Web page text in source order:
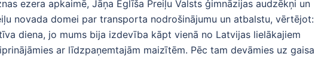
ezera apkaimē, Jāņa Eglīša Preiļu Valsts ģimnāzijas audzēkņi un
novada domei par transporta nodrošinājumu un atbalstu, vērtējot:
diena, jo mums bija izdevība kāpt vienā no Latvijas lielākajiem
ar līdzpaņemtajām maizītēm. Pēc tam devāmies uz gaisa